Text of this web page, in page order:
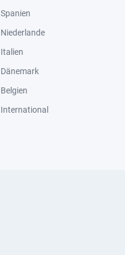
Spanien
Niederlande
Italien
Dänemark
Belgien
International